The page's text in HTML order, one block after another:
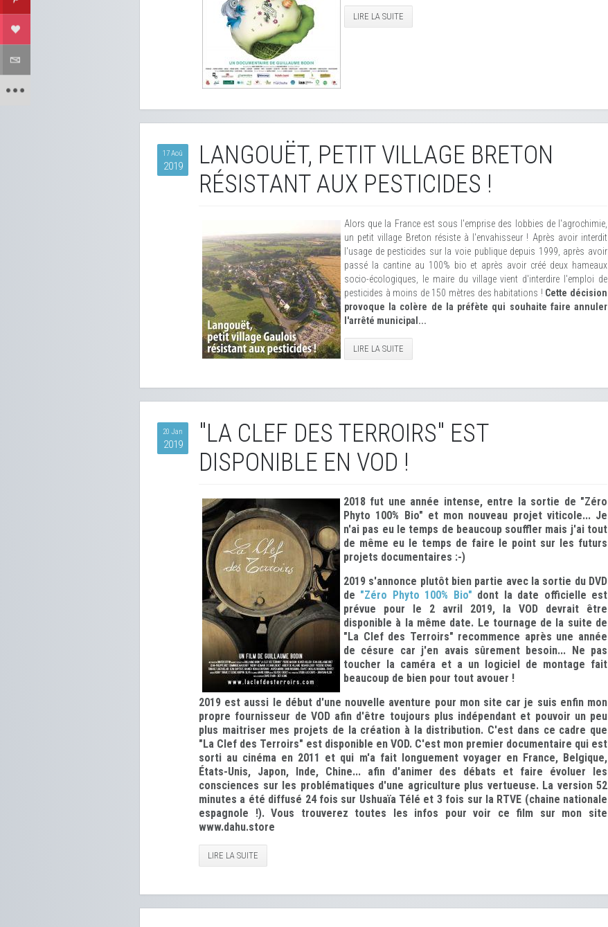
LIRE LA SUITE
17 Aoû
2019
LANGOUËT, PETIT VILLAGE BRETON
RÉSISTANT AUX PESTICIDES !
Alors que la France est sous l'emprise des lobbies de l'agrochimie,
un petit village Breton résiste à l'envahisseur ! Après avoir interdit
l'usage de pesticides sur la voie publique depuis 1999, après avoir
passé la cantine au 100% bio et après avoir créé deux hameaux
socio-écologiques, le maire du village vient d'interdire l'emploi de
pesticides à moins de 150 mètres des habitations ! Cette décision
provoque la colère de la préfète qui souhaite faire annuler
l'arrêté municipal...
LIRE LA SUITE
20 Jan
2019
"LA CLEF DES TERROIRS" EST
DISPONIBLE EN VOD !
2018 fut une année intense, entre la sortie de "Zéro
Phyto 100% Bio" et mon nouveau projet viticole... Je
n'ai pas eu le temps de beaucoup souffler mais j'ai tout
de même eu le temps de faire le point sur les futurs
projets documentaires :-)
2019 s'annonce plutôt bien partie avec la sortie du DVD
de "Zéro Phyto 100% Bio" dont la date officielle est
prévue pour le 2 avril 2019, la VOD devrait être
disponible à la même date. Le tournage de la suite de
"La Clef des Terroirs" recommence après une année
de césure car j'en avais sûrement besoin... Ne pas
toucher la caméra et a un logiciel de montage fait
beaucoup de bien pour tout avouer !
2019 est aussi le début d'une nouvelle aventure pour mon site car je suis enfin mon
propre fournisseur de VOD afin d'être toujours plus indépendant et pouvoir un peu
plus maitriser mes projets de la création à la distribution. C'est dans ce cadre que
"La Clef des Terroirs" est disponible en VOD. C'est mon premier documentaire qui est
sorti au cinéma en 2011 et qui m'a fait longuement voyager en France, Belgique,
États-Unis, Japon, Inde, Chine... afin d'animer des débats et faire évoluer les
consciences sur les problématiques d'une agriculture plus vertueuse. La version 52
minutes a été diffusé 24 fois sur Ushuaïa Télé et 3 fois sur la RTVE (chaine nationale
espagnole !). Vous trouverez toutes les infos pour voir ce film sur mon site
www.dahu.store
LIRE LA SUITE